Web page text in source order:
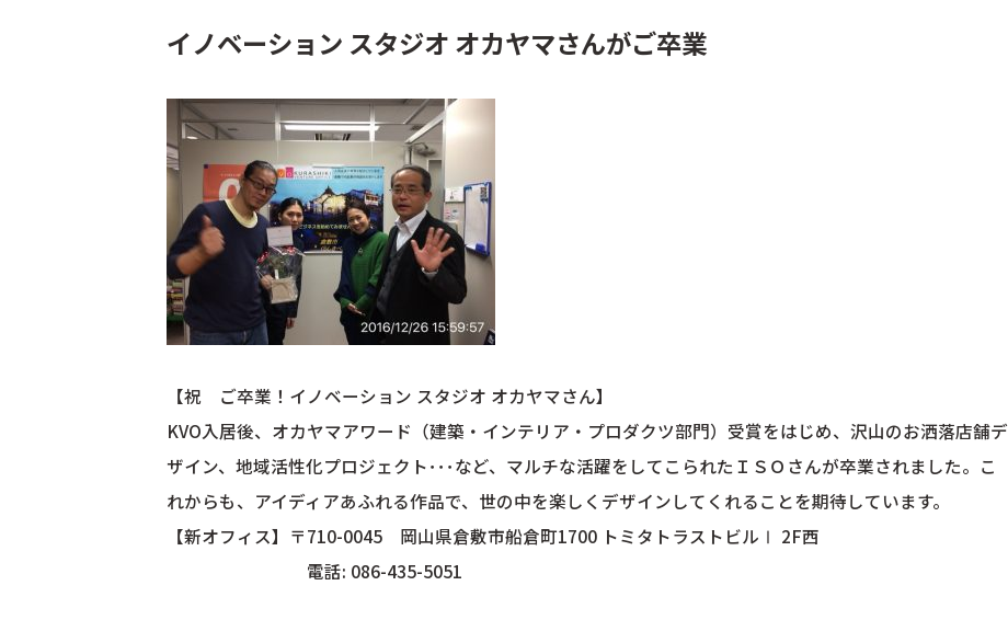
イノベーション スタジオ オカヤマさんがご卒業
【祝 ご卒業！イノベーション スタジオ オカヤマさん】
KVO入居後、オカヤマアワード（建築・インテリア・プロダクツ部門）受賞をはじめ、沢山のお洒落店舗デ
ザイン、地域活性化プロジェクト･･･など、マルチな活躍をしてこられたＩＳＯさんが卒業されました。こ
れからも、アイディアあふれる作品で、世の中を楽しくデザインしてくれることを期待しています。
【新オフィス】〒710-0045 岡山県倉敷市船倉町1700 トミタトラストビルⅠ 2F西
電話: 086-435-5051